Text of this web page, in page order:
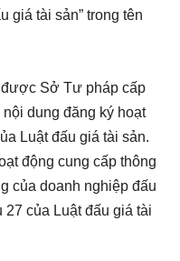
giá tài sản” trong tên
Sở Tư pháp cấp
dung đăng ký hoạt
Luật đấu giá tài sản.
động cung cấp thông
của doanh nghiệp đấu
27 của Luật đấu giá tài